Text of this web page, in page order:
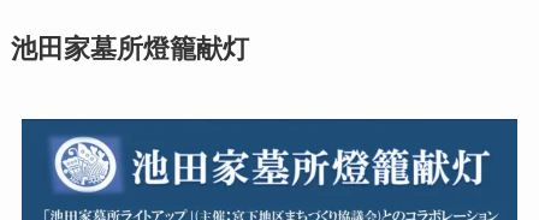
池田家墓所燈籠献灯